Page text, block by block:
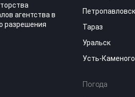
агентства в
разрешения
Петропавловск
Тараз
Уральск
Усть-
Погода